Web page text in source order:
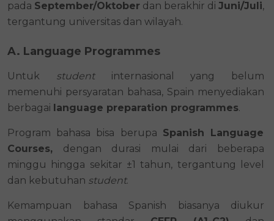
pada September/Oktober dan berakhir di Juni/Juli,
tergantung universitas dan wilayah.
A. Language Programmes
Untuk student internasional
yang belum
memenuhi persyaratan bahasa, Spain menyediakan
berbagai language preparation programmes.
Program bahasa bisa berupa Spanish Language
Courses, dengan durasi mulai dari beberapa
minggu hingga sekitar ±1 tahun, tergantung level
dan kebutuhan student.
Kemampuan bahasa Spanish biasanya diukur